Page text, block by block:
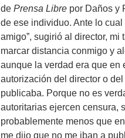
de Prensa Libre por Daños y
de ese individuo. Ante lo
amigo”, sugirió al director, mi
marcar distancia conmigo y
aunque la verdad era que
autorización del director o
publicaba. Porque no es
autoritarias ejercen censura,
probablemente menos que
me dijo que no me iban a